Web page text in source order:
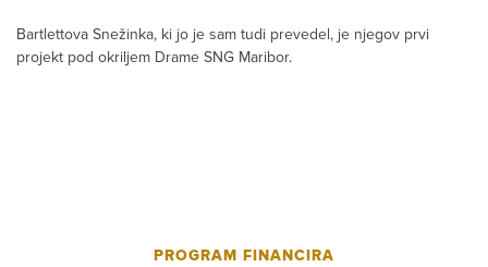
Bartlettova Snežinka, ki jo je sam tudi prevedel, je njegov prvi
projekt pod okriljem Drame SNG Maribor.
PROGRAM FINANCIRA